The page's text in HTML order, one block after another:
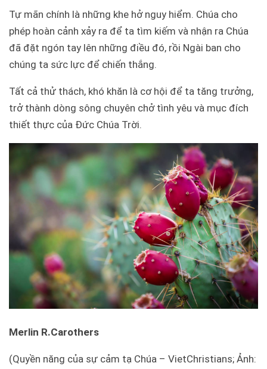
Tự mãn chính là những khe hở nguy hiểm. Chúa cho
phép hoàn cảnh xảy ra để ta tìm kiếm và nhận ra Chúa
đã đặt ngón tay lên những điều đó, rồi Ngài ban cho
chúng ta sức lực để chiến thắng.
Tất cả thử thách, khó khăn là cơ hội để ta tăng trưởng,
trở thành dòng sông chuyên chở tình yêu và mục đích
thiết thực của Đức Chúa Trời.
Merlin R.Carothers
(Quyền năng của sự cảm tạ Chúa – VietChristians; Ảnh: